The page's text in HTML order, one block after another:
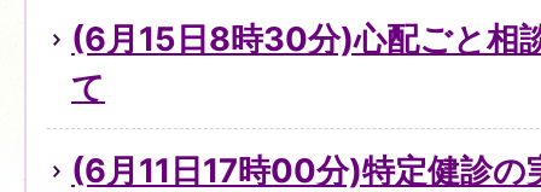
(6月15日8時30分)心配ごと相
て
(6月11日17時00分)特定健診の